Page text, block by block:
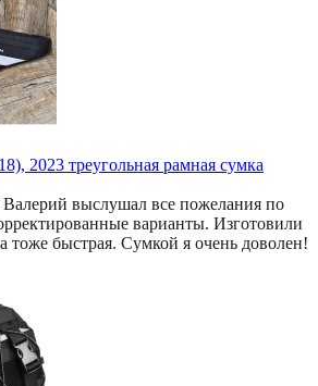
2023 треугольная рамная сумка
выслушал все пожелания по
варианты. Изготовили
тоже быстрая. Сумкой я очень доволен!